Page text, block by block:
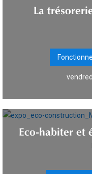
La
Eco-habiter et